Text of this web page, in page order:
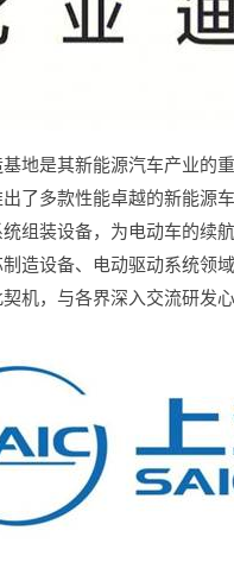
地是其新能源汽车产业的
了多款性能卓越的新能源
组装设备，为电动车的续
造设备、电动驱动系统领
机，与各界深入交流研发心